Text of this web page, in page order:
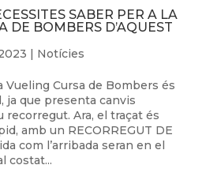
SABER PER A LA
DE BOMBERS D’AQUEST
| Notícies
Vueling Cursa de Bombers és
ja que presenta canvis
recorregut. Ara, el traçat és
amb un RECORREGUT DE
com l’arribada seran en el
costat...